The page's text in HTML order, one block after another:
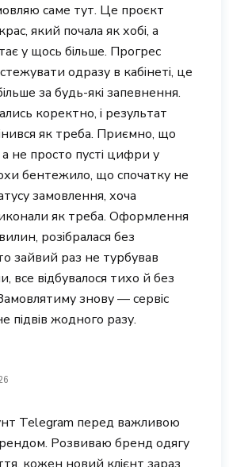
саме тут. Це проєкт
який почала як хобі, а
у щось більше. Прогрес
одразу в кабінеті, це
за будь-які запевнення.
коректно, і результат
як треба. Приємно, що
а не просто пусті цифри у
бентежило, що спочатку не
замовлення, хоча
як треба. Оформлення
розібралася без
зайвий раз не турбував
все відбувалося тихо й без
знову — сервіс
підвів жодного разу.
Telegram перед важливою
Розвиваю бренд одягу